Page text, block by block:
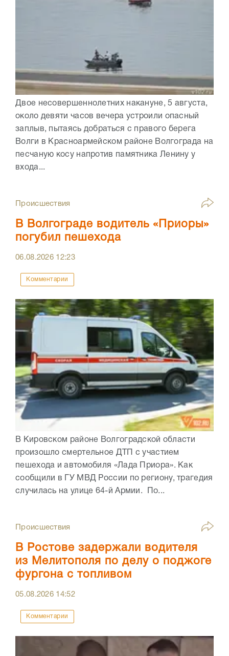
Двое несовершеннолетних накануне, 5 августа,
около девяти часов вечера устроили опасный
заплыв, пытаясь добраться с правого берега
Волги в Красноармейском районе Волгограда на
песчаную косу напротив памятника Ленину у
входа...
Происшествия
В Волгограде водитель «Приоры»
погубил пешехода
06.08.2026 12:23
Комментарии
В Кировском районе Волгоградской области
произошло смертельное ДТП с участием
пешехода и автомобиля «Лада Приора». Как
сообщили в ГУ МВД России по региону, трагедия
случилась на улице 64-й Армии. По...
Происшествия
В Ростове задержали водителя
из Мелитополя по делу о поджоге
фургона с топливом
05.08.2026 14:52
Комментарии